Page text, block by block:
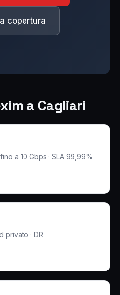
copertura
a Cagliari
a 10 Gbps · SLA 99,99%
privato · DR